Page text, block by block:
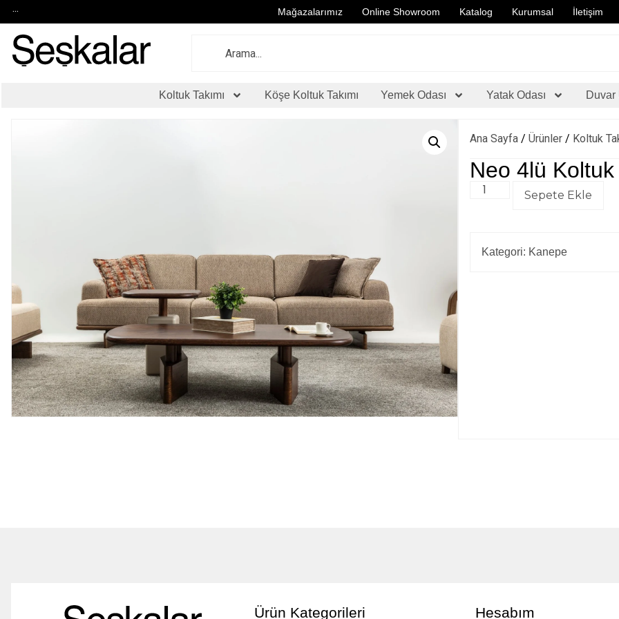
... Mağazalarımız Online Showroom Katalog Kurumsal İletişim
Koltuk Takımı Köşe Koltuk Takımı Yemek Odası Yatak Odası Duvar
Ana Sayfa /Ürünler / Koltuk
Neo 4lü Koltuk
Sepete Ekle
Kategori: Kanepe
Ürün Kategorileri Hesabım